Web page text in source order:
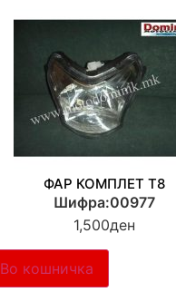
ФАР КОМПЛЕТ Т8
Шифра:00977
1,500ден
Во кошничка